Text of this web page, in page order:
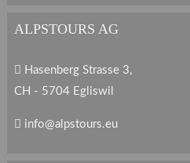
ALPSTOURS AG
Hasenberg Strasse 3,
CH - 5704 Egliswil
info@alpstours.eu